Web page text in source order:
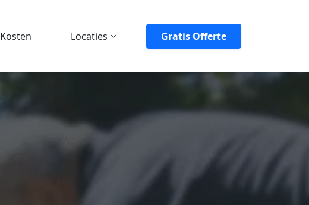
Kosten Locaties Gratis Offerte